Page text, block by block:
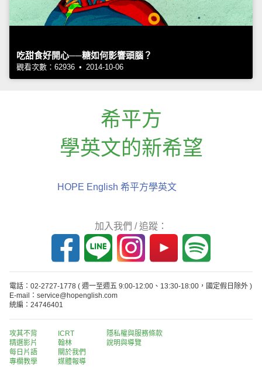
吃甜食好開心──糖如何影響頭腦？
觀看次數：62936 • 2014-10-06
希平方
學英文的新希望
HOPE English 希平方學英文
加入我們 / 追蹤：
電話：02-2727-1778 ( 週一至週五 9:00-12:00、13:30-18:00，國定假日除外 )
E-mail：service@hopenglish.com
統編：24746401
攻其不背
精選影片
每日片語
專欄教學
ICRT
翰林
關於我們
媒體報導
隱私權與服務條款
說明與導覽